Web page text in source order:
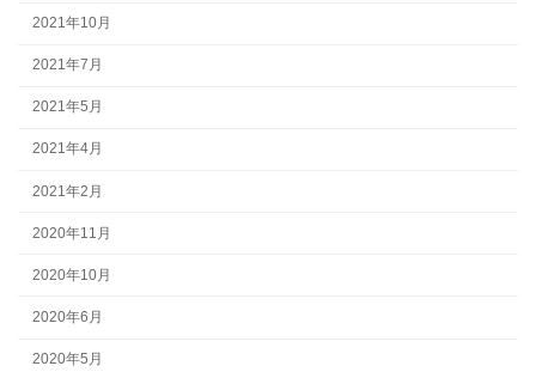
2021年10月
2021年7月
2021年5月
2021年4月
2021年2月
2020年11月
2020年10月
2020年6月
2020年5月